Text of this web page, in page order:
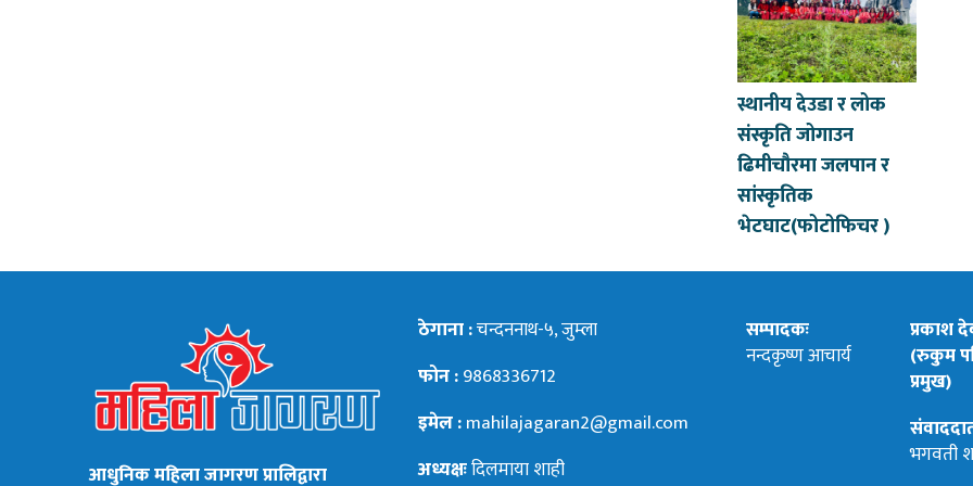
स्थानीय देउडा र लोक
संस्कृति जोगाउन
ढिमीचौरमा जलपान र
सांस्कृतिक
भेटघाट(फोटोफिचर )
आधुनिक महिला जागरण प्रालिद्वारा
ठेगाना :चन्दननाथ-५, जुम्ला
फोन :9868336712
इमेल :mahilajagaran2@gmail.com
अध्यक्षःदिलमाया शाही
सम्पादकः
नन्दकृष्ण आचार्य
प्रकाश
(रुकुम
प्रमुख)
भगवती